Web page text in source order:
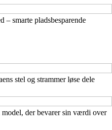
smarte pladsbesparende
stel og strammer løse dele
der bevarer sin værdi over